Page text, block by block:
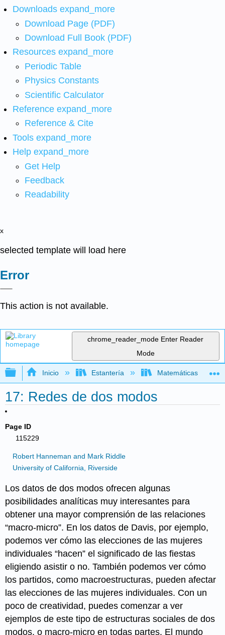
Downloads expand_more
Download Page (PDF)
Download Full Book (PDF)
Resources expand_more
Periodic Table
Physics Constants
Scientific Calculator
Reference expand_more
Reference & Cite
Tools expand_more
Help expand_more
Get Help
Feedback
Readability
x
selected template will load here
Error
This action is not available.
chrome_reader_mode Enter Reader
Mode
Expandir/contraer jerarquía global
Inicio Estantería Matemáticas
17: Redes de dos modos
Page ID
115229
Robert Hanneman and Mark Riddle
University of California, Riverside
Los datos de dos modos ofrecen algunas
posibilidades analíticas muy interesantes para
obtener una mayor comprensión de las relaciones
“macro-micro”. En los datos de Davis, por ejemplo,
podemos ver cómo las elecciones de las mujeres
individuales “hacen” el significado de las fiestas
eligiendo asistir o no. También podemos ver cómo
los partidos, como macroestructuras, pueden afectar
las elecciones de las mujeres individuales. Con un
poco de creatividad, puedes comenzar a ver
ejemplos de este tipo de estructuras sociales de dos
modos, o macro-micro en todas partes. El mundo